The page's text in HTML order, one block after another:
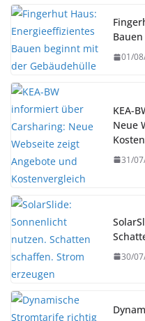
01/
KEA-
Neue
31/
30/